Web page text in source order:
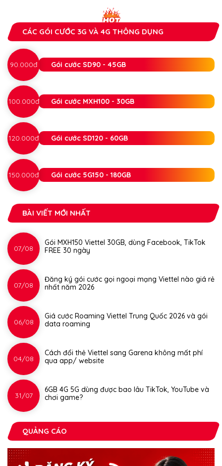
CÁC GÓI CƯỚC 3G VÀ 4G THÔNG DỤNG
90.000đ Gói cước SD90 - 45GB
100.000đ Gói cước MXH100 - 30GB
120.000đ Gói cước SD120 - 60GB
150.000đ Gói cước 5G150 - 180GB
BÀI VIẾT MỚI NHẤT
07/08
Gói MXH150 Viettel 30GB, dùng Facebook, TikTok
FREE 30 ngày
07/08
Đăng ký gói cước gọi ngoại mạng Viettel nào giá rẻ
nhất năm 2026
06/08
Giá cước Roaming Viettel Trung Quốc 2026 và gói
data roaming
04/08
Cách đổi thẻ Viettel sang Garena không mất phí
qua app/ website
31/07
6GB 4G 5G dùng được bao lâu TikTok, YouTube và
chơi game?
QUẢNG CÁO